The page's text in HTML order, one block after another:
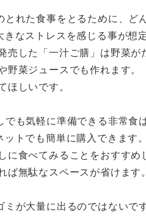
とれた食事をとるために、ど
きなストレスを感じる事が想
売した「一汁ご膳」は野菜
野菜ジュースでも作れます
ほしいです。
でも気軽に準備できる非常食
ットでも簡単に購入できます
に食べてみることをおすす
ば無駄なスペースが省けます
ミが大量に出るのではないで